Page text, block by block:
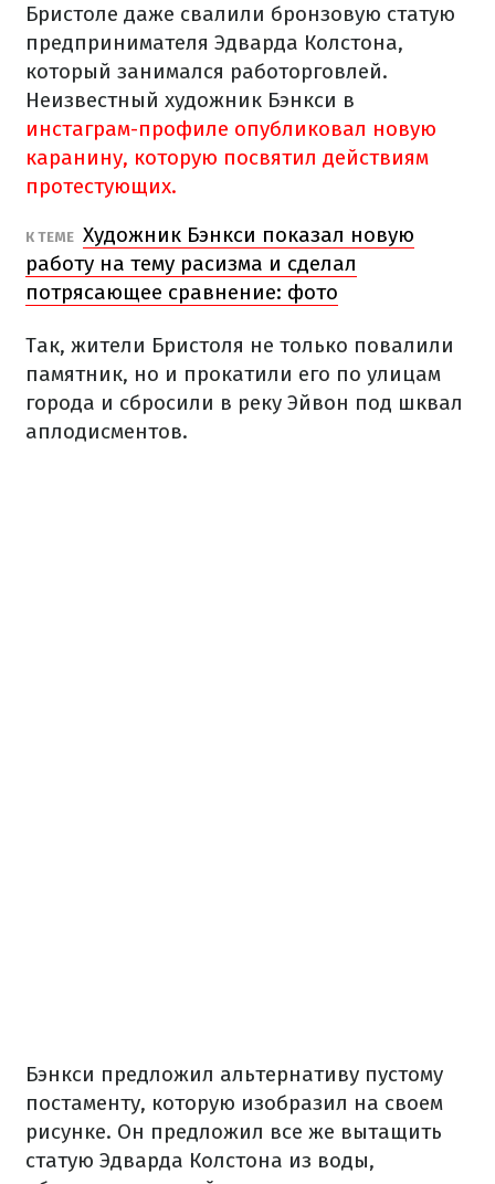
Бристоле даже свалили бронзовую статую
предпринимателя Эдварда Колстона,
который занимался работорговлей.
Неизвестный художник Бэнкси в
инстаграм-профиле опубликовал новую
каранину, которую посвятил действиям
протестующих.
К ТЕМЕ Художник Бэнкси показал новую
работу на тему расизма и сделал
потрясающее сравнение: фото
Так, жители Бристоля не только повалили
памятник, но и прокатили его по улицам
города и сбросили в реку Эйвон под шквал
аплодисментов.
Бэнкси предложил альтернативу пустому
постаменту, которую изобразил на своем
рисунке. Он предложил все же вытащить
статую Эдварда Колстона из воды,